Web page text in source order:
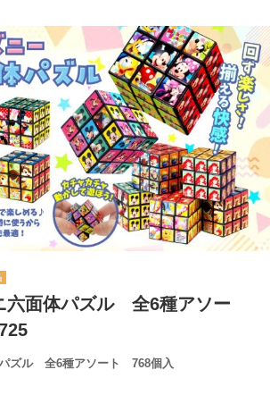
六面体パズル 全6種アソー
ズル 全6種アソート 768個入